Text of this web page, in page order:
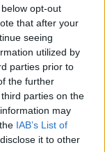
opt-out
that after your
seeing
utilized by
parties prior to
the further
parties on the
may
IAB’s List of
it to other